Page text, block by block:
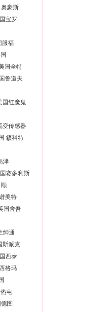
豪斯
宝罗
服福
国全特
鲁道夫
红魔鬼
传感器
籁科特
津
赛多利斯
美特
国舍吾
绅通
斯派克
西泰
格玛
电
图